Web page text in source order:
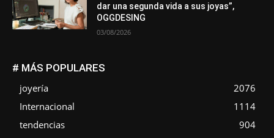
dar una segunda vida a sus joyas”,
OGGDESING
03/08/2026
# MÁS POPULARES
joyería
2076
Internacional
1114
tendencias
904